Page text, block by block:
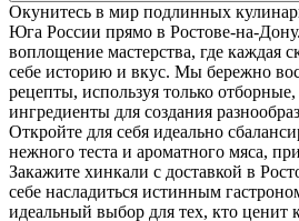
Окунитесь в мир подлинных
Юга России прямо в Ростове-на-
воплощение мастерства, где каждая
себе историю и вкус. Мы бережно
рецепты, используя только
ингредиенты для создания
Откройте для себя идеально
нежного теста и ароматного мяса,
Закажите хинкали с доставкой в
себе насладиться истинным
идеальный выбор для тех, кто ценит